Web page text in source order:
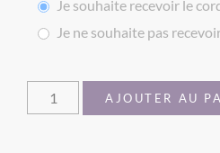
Je souhaite recevoir le
Je ne souhaite pas
AJOUTER AU